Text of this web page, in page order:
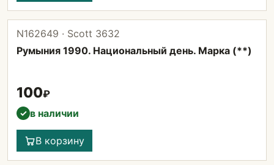
N162649 · Scott 3632
Румыния 1990. Национальный день. Марка (**)
100₽
✓ в наличии
В корзину